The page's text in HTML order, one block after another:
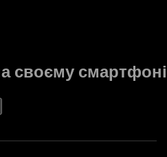
своєму смартфоні